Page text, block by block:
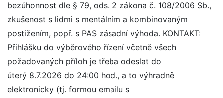
bezúhonnost dle § 79, ods. 2 zákona č. 108/2006 Sb.,
zkušenost s lidmi s mentálním a kombinovaným
postižením, popř. s PAS zásadní výhoda. KONTAKT:
Přihlášku do výběrového řízení včetně všech
požadovaných příloh je třeba odeslat do
úterý 8.7.2026 do 24:00 hod., a to výhradně
elektronicky (tj. formou emailu s